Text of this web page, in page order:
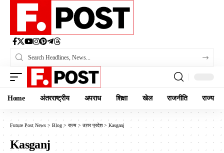
Home अंतरराष्ट्रीय अपराध शिक्षा खेल राजनीति राज्य
Future Post News > Blog > राज्य > उत्तर प्रदेश> Kasganj
Kasganj